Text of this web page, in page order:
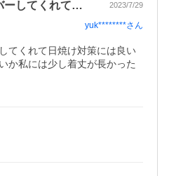
手の甲までしっかりカバーしてくれて日焼… 2023/7/29
yuk********さん
てくれて日焼け対策には良い
か私には少し着丈が長かった